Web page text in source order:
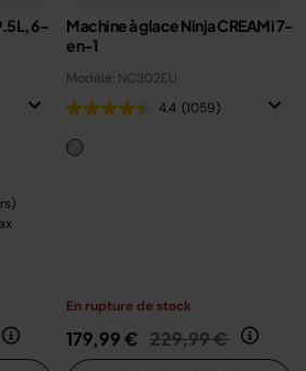
6-
au
Machine à glace Ninja CREAMi 7-
en-1
Modèle: NC302EU
4.4 (1059)
En rupture de stock
179,99 € Prix réduit de
229,99 € au